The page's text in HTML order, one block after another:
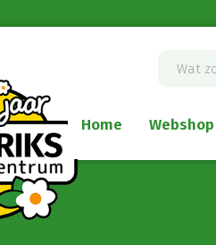
Home Webshop